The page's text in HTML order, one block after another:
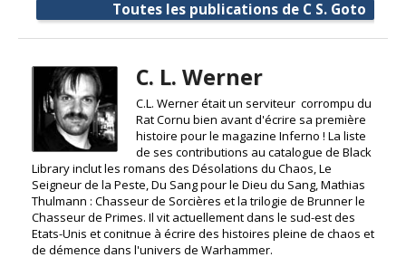
Toutes les publications de C S. Goto
C. L. Werner
C.L. Werner était un serviteur corrompu du
Rat Cornu bien avant d'écrire sa première
histoire pour le magazine Inferno ! La liste
de ses contributions au catalogue de Black
Library inclut les romans des Désolations du Chaos, Le
Seigneur de la Peste, Du Sang pour le Dieu du Sang, Mathias
Thulmann : Chasseur de Sorcières et la trilogie de Brunner le
Chasseur de Primes. Il vit actuellement dans le sud-est des
Etats-Unis et conitnue à écrire des histoires pleine de chaos et
de démence dans l'univers de Warhammer.